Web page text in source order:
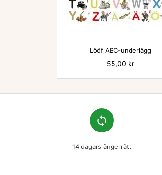

Lööf ABC-underlägg
Pris
55,00 kr
loop
14 dagars ångerrätt